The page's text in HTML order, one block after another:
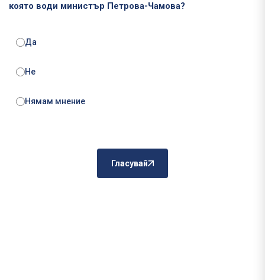
която води министър Петрова-Чамова?
Да
Не
Нямам мнение
Гласувай